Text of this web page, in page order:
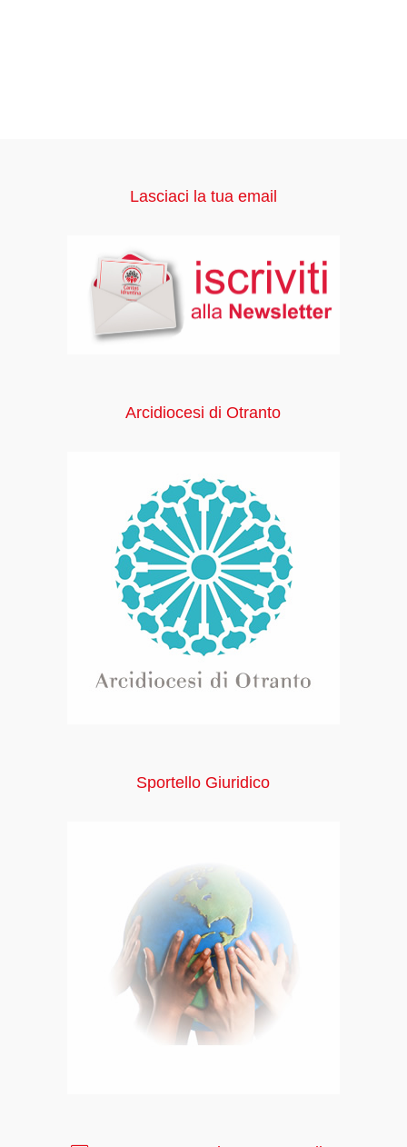
Lasciaci la tua email
Arcidiocesi di Otranto
Sportello Giuridico